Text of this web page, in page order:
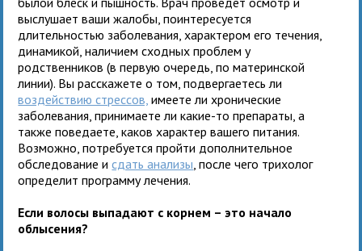
выслушает ваши жалобы, поинтересуется
длительностью заболевания, характером его течения,
динамикой, наличием сходных проблем у
родственников (в первую очередь, по материнской
линии). Вы расскажете о том, подвергаетесь ли
воздействию стрессов, имеете ли хронические
заболевания, принимаете ли какие-то препараты, а
также поведаете, каков характер вашего питания.
Возможно, потребуется пройти дополнительное
обследование исдать анализы , после чего трихолог
определит программу лечения.
Если волосы выпадают с корнем – это начало
облысения?